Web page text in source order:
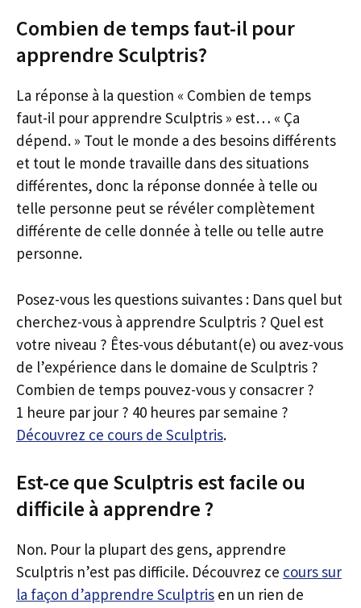
Combien de temps faut-il pour
apprendre Sculptris?
La réponse à la question « Combien de temps
faut-il pour apprendre Sculptris » est… « Ça
dépend. » Tout le monde a des besoins différents
et tout le monde travaille dans des situations
différentes, donc la réponse donnée à telle ou
telle personne peut se révéler complètement
différente de celle donnée à telle ou telle autre
personne.
Posez-vous les questions suivantes : Dans quel but
cherchez-vous à apprendre Sculptris ? Quel est
votre niveau ? Êtes-vous débutant(e) ou avez-vous
de l’expérience dans le domaine de Sculptris ?
Combien de temps pouvez-vous y consacrer ?
1 heure par jour ? 40 heures par semaine ?
Découvrez ce cours de Sculptris.
Est-ce que Sculptris est facile ou
difficile à apprendre ?
Non. Pour la plupart des gens, apprendre
Sculptris n’est pas difficile. Découvrez ce cours sur
la façon d’apprendre Sculptris en un rien de